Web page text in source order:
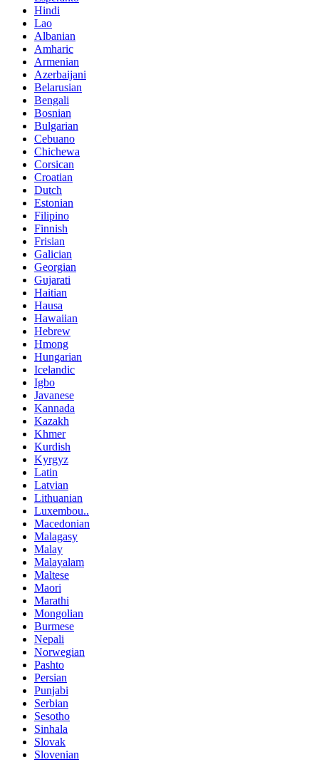
Hindi
Lao
Albanian
Amharic
Armenian
Azerbaijani
Belarusian
Bengali
Bosnian
Bulgarian
Cebuano
Chichewa
Corsican
Croatian
Dutch
Estonian
Filipino
Finnish
Frisian
Galician
Georgian
Gujarati
Haitian
Hausa
Hawaiian
Hebrew
Hmong
Hungarian
Icelandic
Igbo
Javanese
Kannada
Kazakh
Khmer
Kurdish
Kyrgyz
Latin
Latvian
Lithuanian
Luxembou..
Macedonian
Malagasy
Malay
Malayalam
Maltese
Maori
Marathi
Mongolian
Burmese
Nepali
Norwegian
Pashto
Persian
Punjabi
Serbian
Sesotho
Sinhala
Slovak
Slovenian